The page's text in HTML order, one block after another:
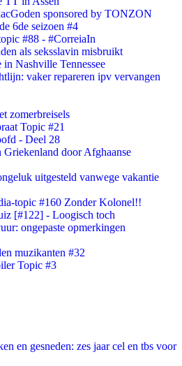
sponsored by TONZON
6de seizoen #4
#88 - #CorreiaIn
als seksslavin misbruikt
Nashville Tennessee
vaker repareren ipv vervangen
zomerbreisels
Topic #21
- Deel 28
door Afghaanse
uitgesteld vanwege vakantie
topic #160 Zonder Kolonel!!
[#122] - Loogisch toch
ongepaste opmerkingen
muzikanten #32
Topic #3
en gesneden: zes jaar cel en tbs voor